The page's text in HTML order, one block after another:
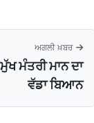
ਅਗਲੀ ਖ਼ਬਰ
ਮੰਤਰੀ ਮਾਨ ਦਾ
ਵੱਡਾ ਬਿਆਨ